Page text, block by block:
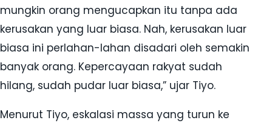
mungkin orang mengucapkan itu tanpa ada
kerusakan yang luar biasa. Nah, kerusakan luar
biasa ini perlahan-lahan disadari oleh semakin
banyak orang. Kepercayaan rakyat sudah
hilang, sudah pudar luar biasa,” ujar Tiyo.
Menurut Tiyo, eskalasi massa yang turun ke